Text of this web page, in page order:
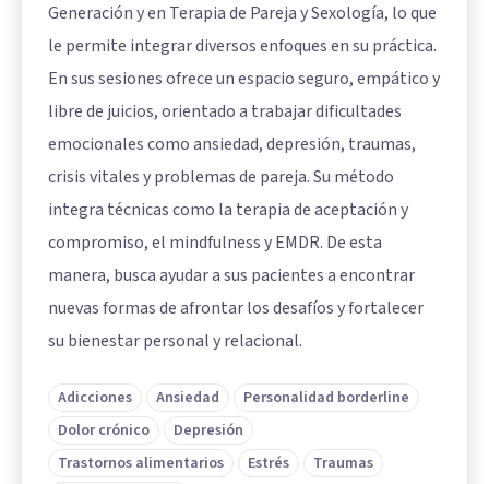
Generación y en Terapia de Pareja y Sexología, lo que
le permite integrar diversos enfoques en su práctica.
En sus sesiones ofrece un espacio seguro, empático y
libre de juicios, orientado a trabajar dificultades
emocionales como ansiedad, depresión, traumas,
crisis vitales y problemas de pareja. Su método
integra técnicas como la terapia de aceptación y
compromiso, el mindfulness y EMDR. De esta
manera, busca ayudar a sus pacientes a encontrar
nuevas formas de afrontar los desafíos y fortalecer
su bienestar personal y relacional.
Adicciones Ansiedad
Personalidad borderline
Dolor crónico
Depresión
Trastornos alimentarios
Estrés
Traumas